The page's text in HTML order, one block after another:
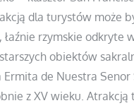
dla turystów może
łaźnie rzymskie odkryte
obiektów
Ermita de Nuestra
z XV wieku. Atrakcją